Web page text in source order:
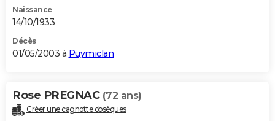
Naissance
14/10/1933
Décès
01/05/2003 à Puymiclan
Rose PREGNAC (72 ans)
Créer une cagnotte obsèques